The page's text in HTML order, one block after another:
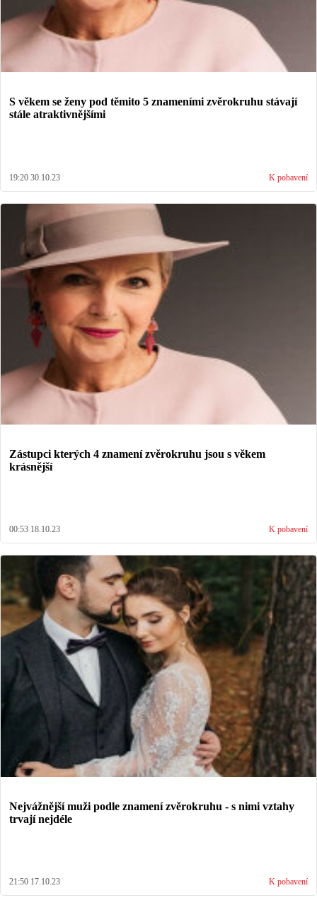
S věkem se ženy pod těmito 5 znameními zvěrokruhu stávají
stále atraktivnějšími
19:20 30.10.23 K pobavení
Zástupci kterých 4 znamení zvěrokruhu jsou s věkem
krásnější
00:53 18.10.23 K pobavení
Nejvážnější muži podle znamení zvěrokruhu - s nimi vztahy
trvají nejdéle
21:50 17.10.23 K pobavení